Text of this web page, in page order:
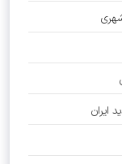
ایران